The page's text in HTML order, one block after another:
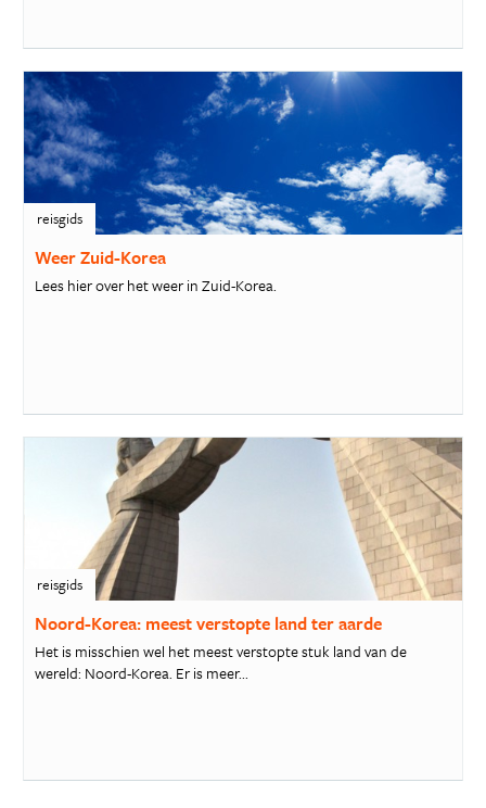
reisgids
Weer Zuid-Korea
Lees hier over het weer in Zuid-Korea.
reisgids
Noord-Korea: meest verstopte land ter aarde
Het is misschien wel het meest verstopte stuk land van de
wereld: Noord-Korea. Er is meer...